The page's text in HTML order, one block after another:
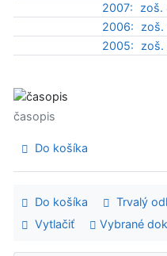
2007:
zoš.
2006:
2005:
časopis
Do košíka
Do košíka Trvalý
Vytlačiť
Vybrané